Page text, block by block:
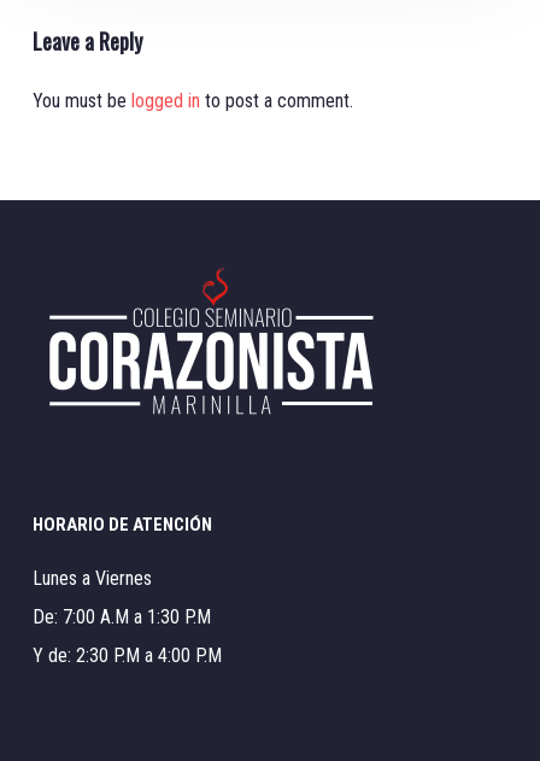
Leave a Reply
You must be logged in to post a comment.
HORARIO DE ATENCIÓN
Lunes a Viernes
De: 7:00 A.M a 1:30 P.M
Y de: 2:30 P.M a 4:00 P.M